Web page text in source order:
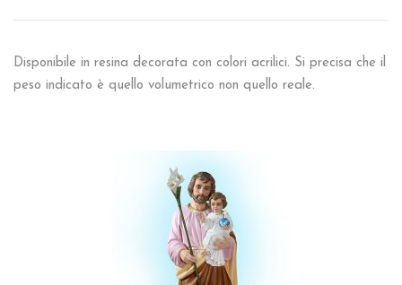
Disponibile in resina decorata con colori acrilici. Si precisa che il
peso indicato è quello volumetrico non quello reale.